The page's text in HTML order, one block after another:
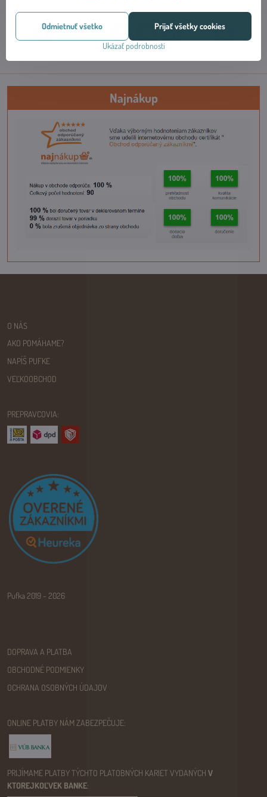
Pinterest
Najnákup
O NÁS
AKO POMÁHAME?
NAPÍŠ PUFKE
VEĽKOOBCHOD
PREPRAVCOVIA:
Pufka 2019 - 2026
DOPRAVA A PLATBA
OBCHODNÉ PODMIENKY
OCHRANA OSOBNÝCH ÚDAJOV
ONLINE PLATBY NÁM ZABEZPEČUJE:
PRIJÍMAME PLATBY TÝCHTO PLATOBNÝCH KARIET VYDANÝCH V
KTOREJKOĽVEK BANKE:
Ukázať podrobnosti
Prijať všetky cookies
Odmietnuť všetko